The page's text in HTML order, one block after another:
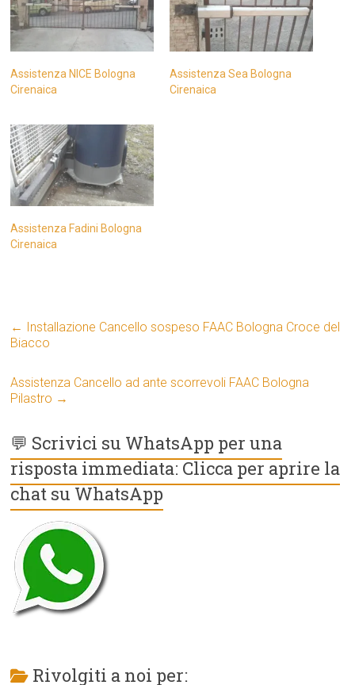
Assistenza NICE Bologna
Cirenaica
Assistenza Sea Bologna
Cirenaica
Assistenza Fadini Bologna
Cirenaica
←
Installazione Cancello sospeso FAAC Bologna Croce del
Biacco
Assistenza Cancello ad ante scorrevoli FAAC Bologna
Pilastro →
💬 Scrivici su WhatsApp per una
risposta immediata: Clicca per aprire la
chat su WhatsApp
Rivolgiti a noi per: